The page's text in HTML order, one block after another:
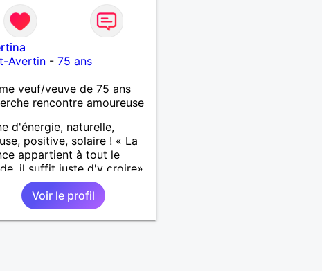
Avertin -75 ans
veuf/veuve de 75 ans
rencontre amoureuse
d'énergie, naturelle,
positive, solaire ! « La
appartient à tout le
il suffit juste d'y croire»
besoin de se précipiter, si
chose doit arriver, çà
au bon moment, il suffit
et de partager et
Voir le profil